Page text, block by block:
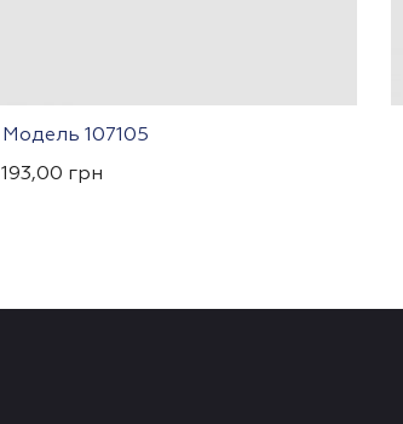
Модель 107105
193,00 грн